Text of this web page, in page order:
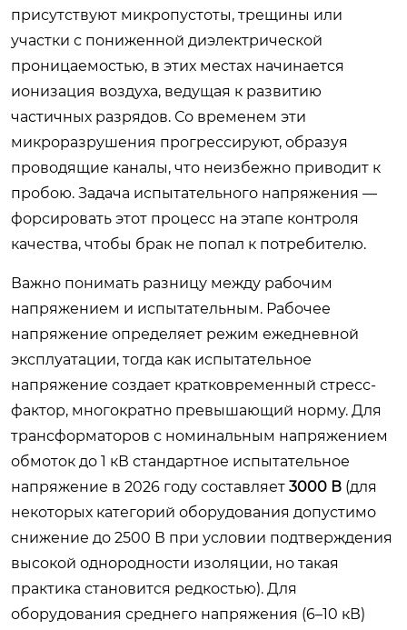
присутствуют микропустоты, трещины или
участки с пониженной диэлектрической
проницаемостью, в этих местах начинается
ионизация воздуха, ведущая к развитию
частичных разрядов. Со временем эти
микроразрушения прогрессируют, образуя
проводящие каналы, что неизбежно приводит к
пробою. Задача испытательного напряжения —
форсировать этот процесс на этапе контроля
качества, чтобы брак не попал к потребителю.
Важно понимать разницу между рабочим
напряжением и испытательным. Рабочее
напряжение определяет режим ежедневной
эксплуатации, тогда как испытательное
напряжение создает кратковременный стресс-
фактор, многократно превышающий норму. Для
трансформаторов с номинальным напряжением
обмоток до 1 кВ стандартное испытательное
напряжение в 2026 году составляет 3000 В (для
некоторых категорий оборудования допустимо
снижение до 2500 В при условии подтверждения
высокой однородности изоляции, но такая
практика становится редкостью). Для
оборудования среднего напряжения (6–10 кВ)